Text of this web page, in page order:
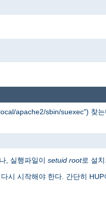
apache2/sbin/suexec") 찾
, 실행파일이 setuid root로 설
시 시작해야 한다. 간단히